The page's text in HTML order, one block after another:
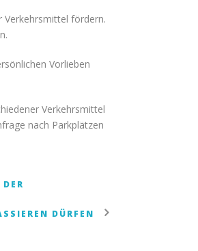
fördern.
Vorlieben
Verkehrsmittel
nach Parkplätzen
DÜRFEN